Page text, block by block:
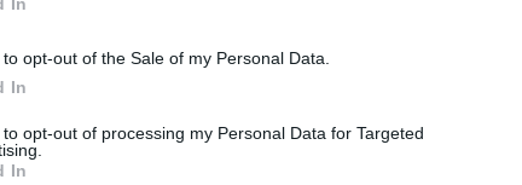
to opt-out of the Sale of my Personal Data.
In
to opt-out of processing my Personal Data for Targeted
In
humanos de los migrantes, vuelvan a aplicar
por su antecesor demócrata en el cargo,
de manera inhumana a menores en
la pandemia.